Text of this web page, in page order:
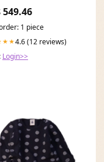
549.46
1 piece
4.6 (12 reviews)
Login>>